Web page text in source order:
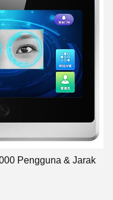
Pengguna & Jarak